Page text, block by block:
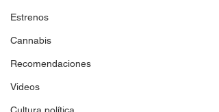
Estrenos
Cannabis
Recomendaciones
Videos